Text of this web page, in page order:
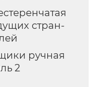
стран-
ручная
2